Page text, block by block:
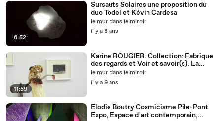
6:52
Sursauts Solaires une proposition du
duo Todèl et Kévin Cardesa
le mur dans le miroir
il y a 8 ans
11:59
Karine ROUGIER. Collection: Fabrique
des regards et Voir et savoir(s). La
notion de collection
le mur dans le miroir
il y a 9 ans
Elodie Boutry Cosmicisme Pile-Pont
Expo, Espace d’art contemporain,